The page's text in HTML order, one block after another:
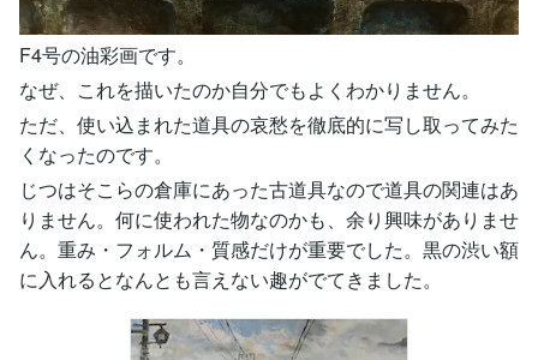
F4号の油彩画です。
なぜ、これを描いたのか自分でもよくわかりません。
ただ、使い込まれた道具の哀愁を徹底的に写し取ってみた
くなったのです。
じつはそこらの倉庫にあった古道具なので道具の関連はあ
りません。何に使われた物なのかも、余り興味がありませ
ん。重み・フォルム・質感だけが重要でした。黒の渋い額
に入れるとなんとも言えない趣がでてきました。